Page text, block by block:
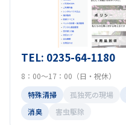
TEL: 0235-64-1180
8：00〜17：00（日・祝休）
特殊清掃
孤独死の現場
消臭
害虫駆除